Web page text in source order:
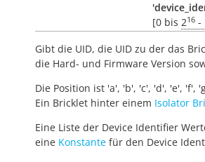
[0 bis 216 -
Gibt die UID, die UID zu der das
die Hard- und Firmware Version
Die Position ist 'a', 'b', 'c', 'd', 'e', 'f',
Ein Bricklet hinter einem Isolator
Eine Liste der Device Identifier
eine Konstante für den Device